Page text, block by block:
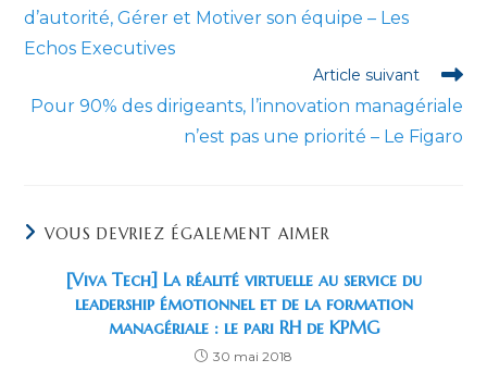
d’autorité, Gérer et Motiver son équipe – Les
Echos Executives
Article suivant
Pour 90% des dirigeants, l’innovation managériale
n’est pas une priorité – Le Figaro
VOUS DEVRIEZ ÉGALEMENT AIMER
[Viva Tech] La réalité virtuelle au service du
leadership émotionnel et de la formation
managériale : le pari RH de KPMG
30 mai 2018